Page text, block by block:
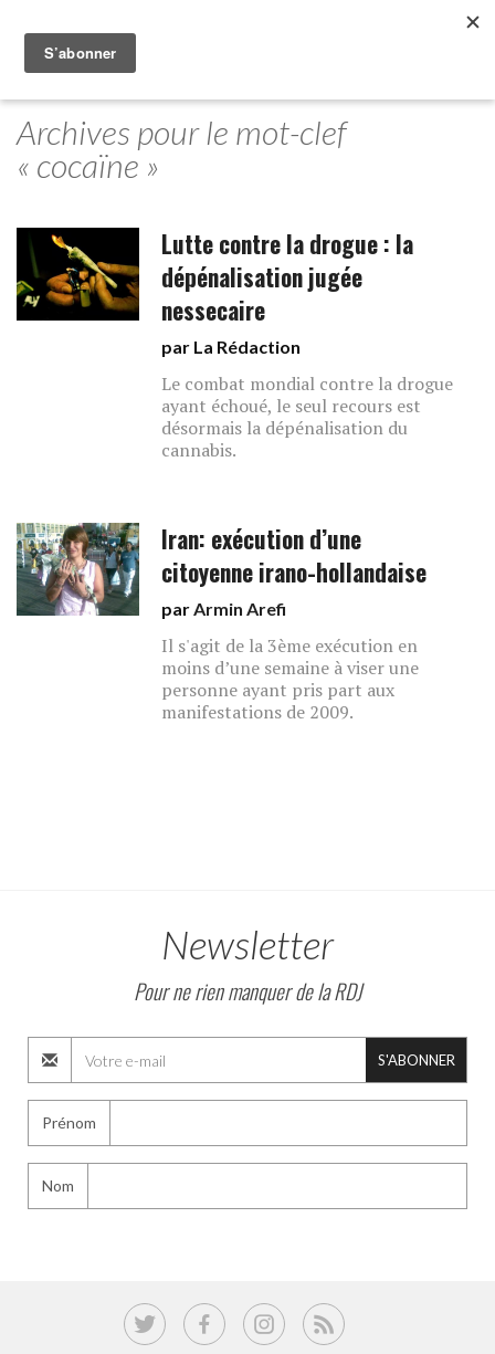
Archives pour le mot-clef
« cocaïne »
Lutte contre la drogue : la
dépénalisation jugée
nessecaire
par La Rédaction
Le combat mondial contre la drogue
ayant échoué, le seul recours est
désormais la dépénalisation du
cannabis.
Iran: exécution d’une
citoyenne irano-hollandaise
parArmin Arefi
Il s'agit de la 3ème exécution en
moins d’une semaine à viser une
personne ayant pris part aux
manifestations de 2009.
Newsletter
Pour ne rien manquer de la RDJ
S'ABONNER
Prénom
Nom